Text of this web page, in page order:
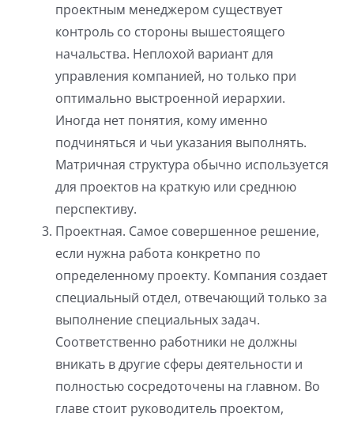
проектным менеджером существует
контроль со стороны вышестоящего
начальства. Неплохой вариант для
управления компанией, но только при
оптимально выстроенной иерархии.
Иногда нет понятия, кому именно
подчиняться и чьи указания выполнять.
Матричная структура обычно используется
для проектов на краткую или среднюю
перспективу.
Проектная. Самое совершенное решение,
если нужна работа конкретно по
определенному проекту. Компания создает
специальный отдел, отвечающий только за
выполнение специальных задач.
Соответственно работники не должны
вникать в другие сферы деятельности и
полностью сосредоточены на главном. Во
главе стоит руководитель проектом,